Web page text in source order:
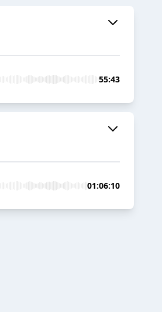
55:43
01:06:10